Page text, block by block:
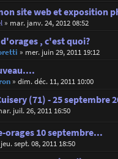
site web et exposition
» mar. janv. 24, 2012 08:52
, c'est quoi?
» mer. juin 29, 2011 19:12
» dim. déc. 11, 2011 10:00
(71) - 25 septembre
juil. 26, 2011 16:50
orages 10 septembre...
jeu. sept. 08, 2011 18:50